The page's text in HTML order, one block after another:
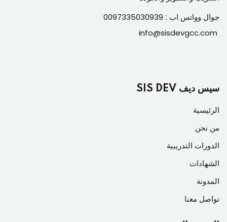
جوال وواتس اب :
info@sisdevgcc.com
سيس ديف SIS DEV
الرئيسية
من نحن
الدورات التدريبية
الشهادات
المدونة
تواصل معنا